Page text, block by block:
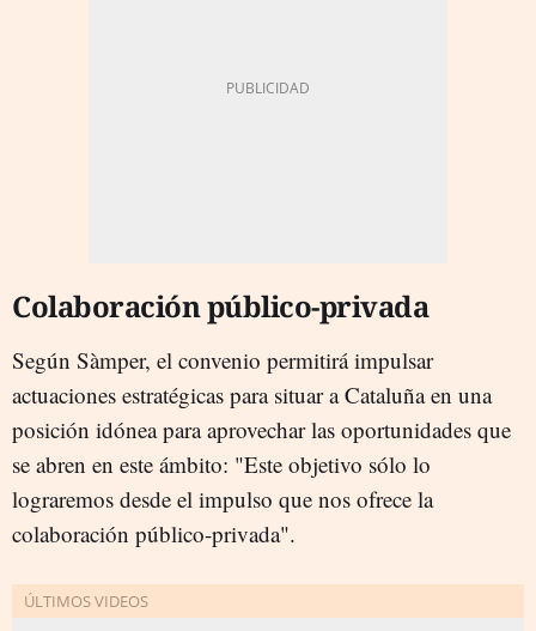
Colaboración público-privada
Según Sàmper, el convenio permitirá impulsar
actuaciones estratégicas para situar a Cataluña en una
posición idónea para aprovechar las oportunidades que
se abren en este ámbito: "Este objetivo sólo lo
lograremos desde el impulso que nos ofrece la
colaboración público-privada".